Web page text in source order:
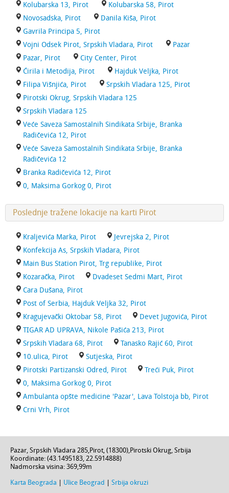
Kolubarska 13, Pirot
Kolubarska 58, Pirot
Novosadska, Pirot
Danila Kiša, Pirot
Gavrila Principa 5, Pirot
Vojni Odsek Pirot, Srpskih Vladara, Pirot
Pazar
Pazar, Pirot
City Center, Pirot
Ćirila i Metodija, Pirot
Hajduk Veljka, Pirot
Filipa Višnjića, Pirot
Srpskih Vladara 125, Pirot
Pirotski Okrug, Srpskih Vladara 125
Srpskih Vladara 125
Veće Saveza Samostalnih Sindikata Srbije, Branka
Radičevića 12, Pirot
Veće Saveza Samostalnih Sindikata Srbije, Branka
Radičevića 12
Branka Radičevića 12, Pirot
0, Maksima Gorkog 0, Pirot
Poslednje tražene lokacije na karti Pirot
Kraljevića Marka, Pirot
Jevrejska 2, Pirot
Konfekcija As, Srpskih Vladara, Pirot
Main Bus Station Pirot, Trg republike, Pirot
Kozaračka, Pirot
Dvadeset Sedmi Mart, Pirot
Cara Dušana, Pirot
Post of Serbia, Hajduk Veljka 32, Pirot
Kragujevački Oktobar 58, Pirot
Devet Jugovića, Pirot
TIGAR AD UPRAVA, Nikole Pašića 213, Pirot
Srpskih Vladara 68, Pirot
Tanasko Rajić 60, Pirot
10.ulica, Pirot
Sutjeska, Pirot
Pirotski Partizanski Odred, Pirot
Treći Puk, Pirot
0, Maksima Gorkog 0, Pirot
Ambulanta opšte medicine 'Pazar', Lava Tolstoja bb, Pirot
Crni Vrh, Pirot
Pazar, Srpskih Vladara 285,Pirot, (18300),Pirotski Okrug, Srbija
Koordinate: (43.1495183, 22.5914888)
Nadmorska visina: 369,99m
Karta Beograda Ulice Beograd
Srbija okruzi